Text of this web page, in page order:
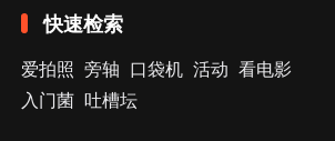
快速检索
爱拍照 旁轴 口袋机 活动 看电影
入门菌 吐槽坛